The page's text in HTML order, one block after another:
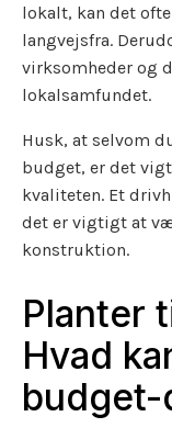
lokalt, kan det
langvejsfra.
virksomheder og
lokalsamfundet.
Husk, at selvom
budget, er det
kvaliteten. Et
det er vigtigt at
konstruktion.
Planter
Hvad
budget-